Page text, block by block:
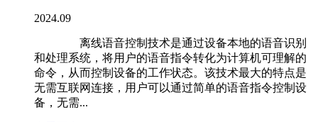
2024.09
离线语音控制技术是通过设备本地的语音识别
和处理系统，将用户的语音指令转化为计算机可理解的
命令，从而控制设备的工作状态。该技术最大的特点是
无需互联网连接，用户可以通过简单的语音指令控制设
备，无需...